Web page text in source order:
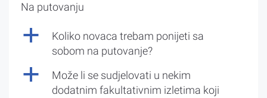
Na putovanju
a
Koliko novaca trebam ponijeti sa
sobom na putovanje?
a
Može li se sudjelovati u nekim
dodatnim fakultativnim izletima koji